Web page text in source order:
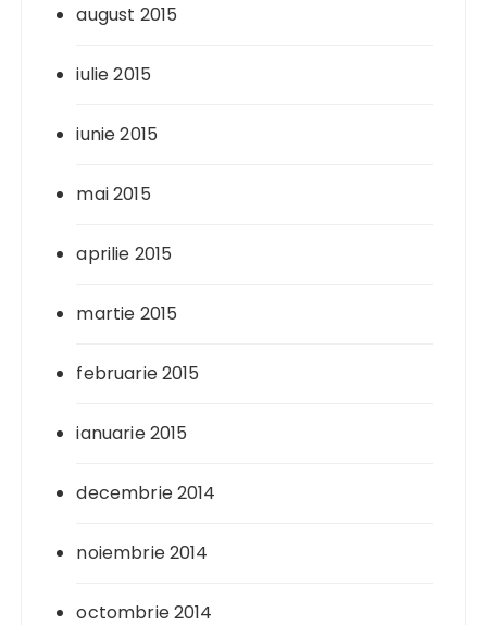
august 2015
iulie 2015
iunie 2015
mai 2015
aprilie 2015
martie 2015
februarie 2015
ianuarie 2015
decembrie 2014
noiembrie 2014
octombrie 2014